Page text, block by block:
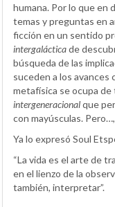
humana. Por lo que en
temas y preguntas en
ficción en un sentido
intergalácticade
búsqueda de las
suceden a los
metafísica se ocupa
intergeneracionalque
con mayúsculas.
Ya lo expresó Soul
“La vida es el arte de
en el lienzo de la
también, interpretar”.